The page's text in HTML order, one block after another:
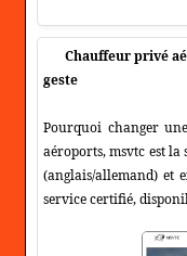
Chauffeur privé
geste
Pourquoi changer
aéroports, msvtc est
(anglais/allemand) et
service certifié,